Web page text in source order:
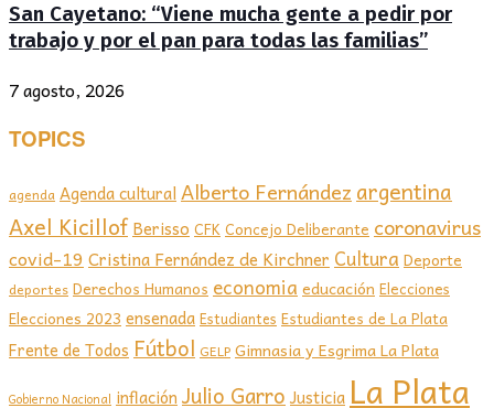
San Cayetano: “Viene mucha gente a pedir por
trabajo y por el pan para todas las familias”
7 agosto, 2026
TOPICS
agenda Agenda culturalAlberto Fernández argentina
Axel Kicillof Berisso CFKConcejo Deliberante coronavirus
covid-19 Cristina Fernández de Kirchner Cultura Deporte
deportes Derechos Humanos economia educación Elecciones
Elecciones 2023 ensenada Estudiantes Estudiantes de La Plata
Frente de Todos Fútbol GELP Gimnasia y Esgrima La Plata
Gobierno Nacional inflación Julio Garro Justicia La Plata